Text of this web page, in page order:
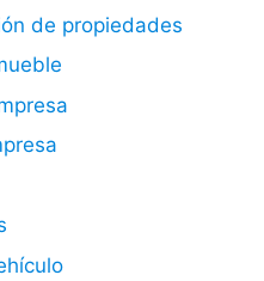
de propiedades